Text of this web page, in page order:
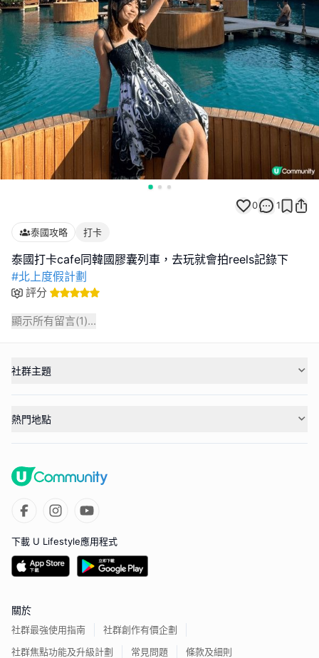
0 1
泰國攻略 打卡
#北上度假計劃
評分
顯示所有留言(1)...
社群主題
熱門地點
下載 U Lifestyle應用程式
關於
社群最強使用指南
社群創作有價企劃
社群焦點功能及升級計劃
常見問題 條款及細則